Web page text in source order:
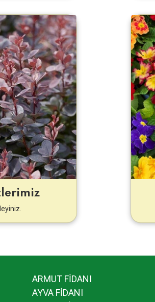
ARMUT FİDANI
AYVA FİDANI